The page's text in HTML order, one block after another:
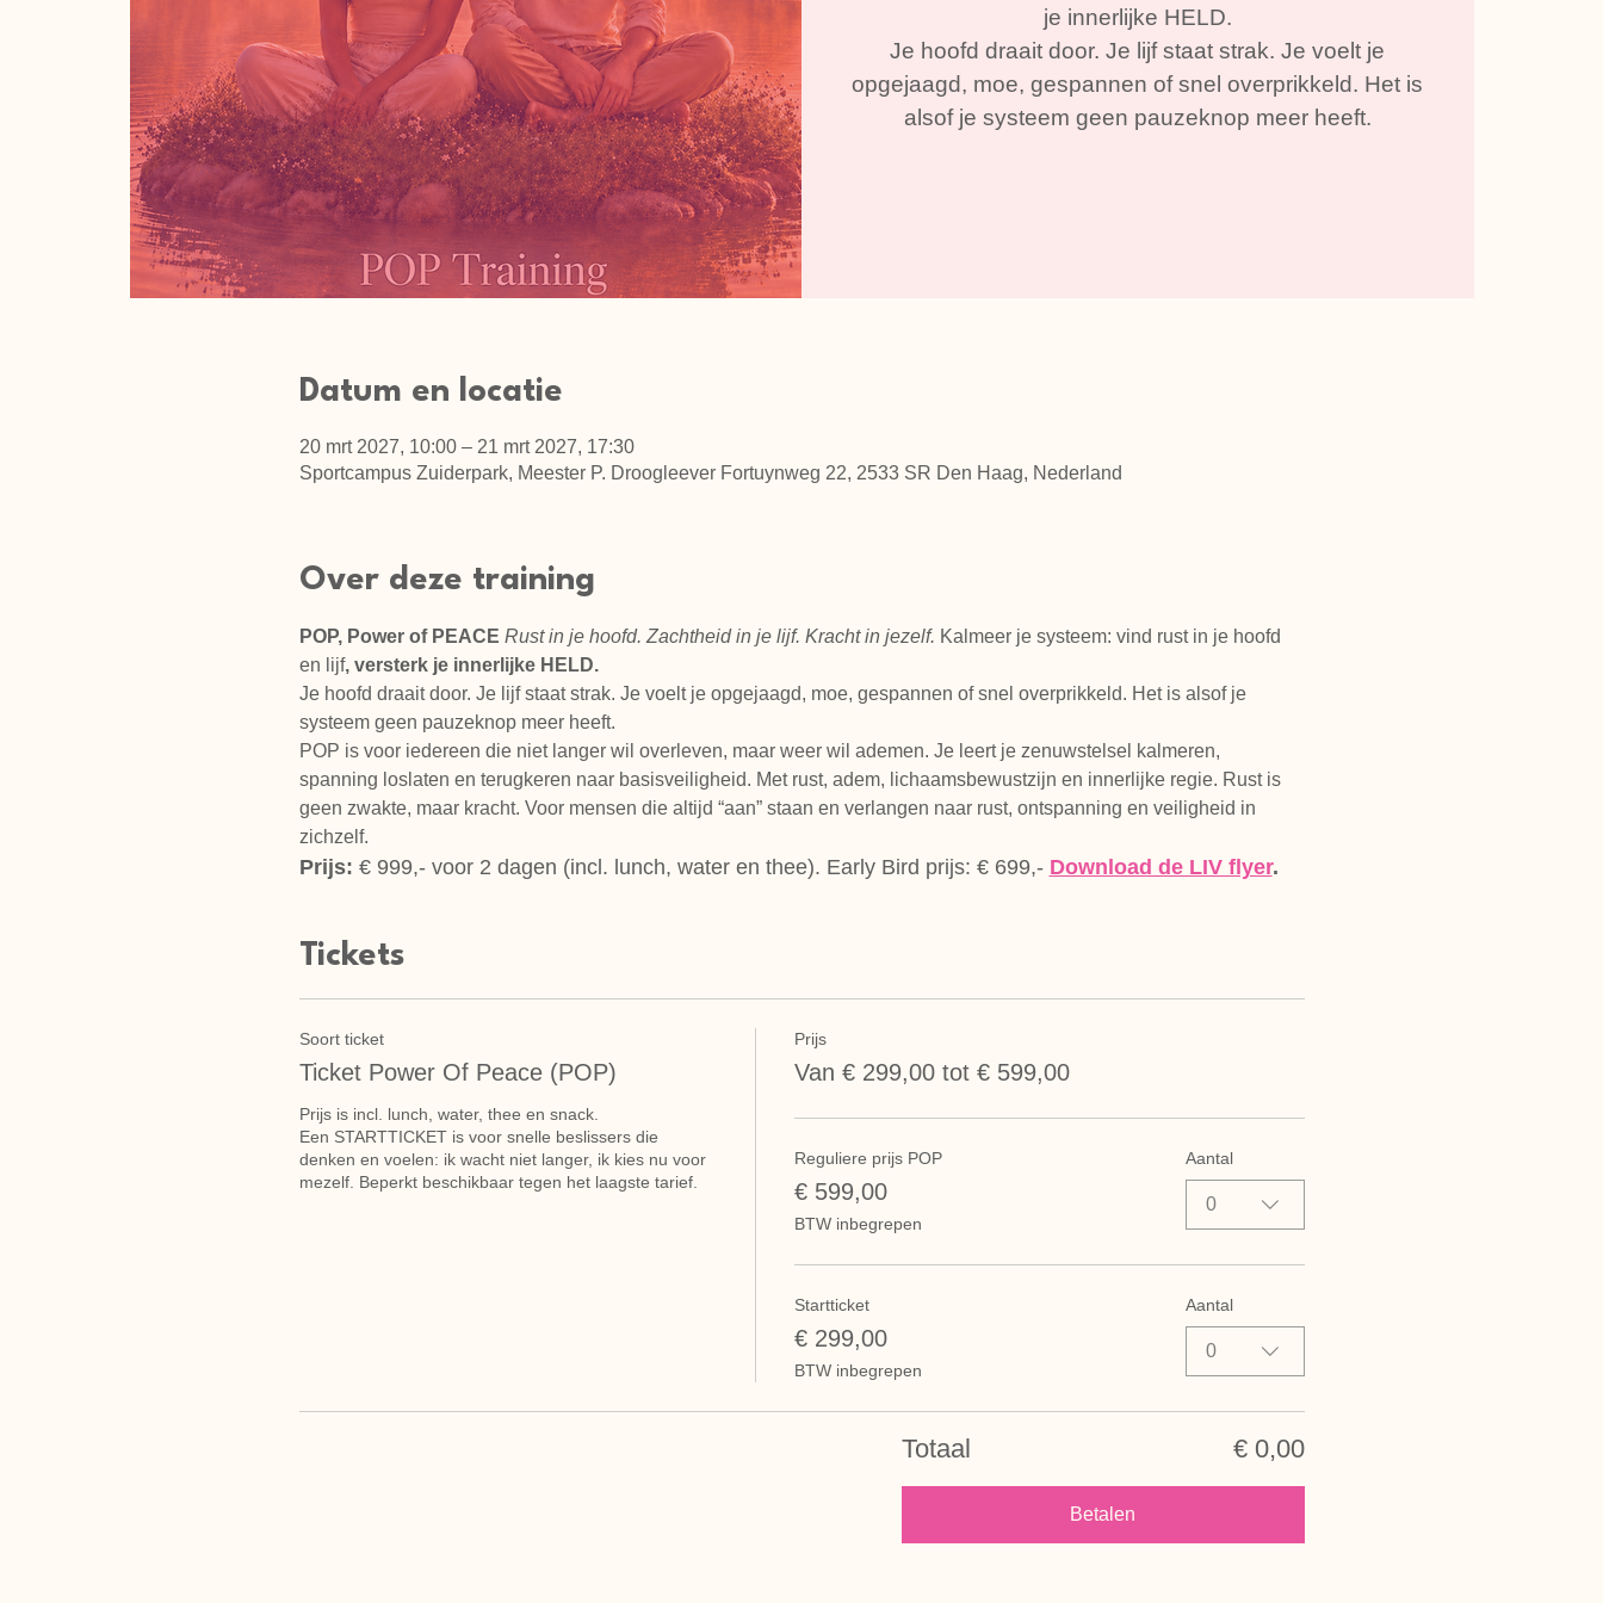
je innerlijke HELD.
Je hoofd draait door. Je lijf staat strak. Je voelt je
opgejaagd, moe, gespannen of snel overprikkeld. Het is
alsof je systeem geen pauzeknop meer heeft.
Datum en locatie
20 mrt 2027, 10:00 – 21 mrt 2027, 17:30
Sportcampus Zuiderpark, Meester P. Droogleever Fortuynweg 22, 2533 SR Den Haag, Nederland
Over deze training
POP, Power of PEACE Rust in je hoofd. Zachtheid in je lijf. Kracht in jezelf. Kalmeer je systeem: vind rust in je hoofd
en lijf, versterk je innerlijke HELD.
Je hoofd draait door. Je lijf staat strak. Je voelt je opgejaagd, moe, gespannen of snel overprikkeld. Het is alsof je
systeem geen pauzeknop meer heeft.
POP is voor iedereen die niet langer wil overleven, maar weer wil ademen. Je leert je zenuwstelsel kalmeren,
spanning loslaten en terugkeren naar basisveiligheid. Met rust, adem, lichaamsbewustzijn en innerlijke regie. Rust is
geen zwakte, maar kracht. Voor mensen die altijd “aan” staan en verlangen naar rust, ontspanning en veiligheid in
zichzelf.
Prijs: € 999,- voor 2 dagen (incl. lunch, water en thee). Early Bird prijs: € 699,- Download de LIV flyer.
Tickets
Soort ticket
Ticket Power Of Peace (POP)
Prijs is incl. lunch, water, thee en snack.
Een STARTTICKET is voor snelle beslissers die
denken en voelen: ik wacht niet langer, ik kies nu voor
mezelf. Beperkt beschikbaar tegen het laagste tarief.
Prijs
Van € 299,00 tot € 599,00
Reguliere prijs POP
€ 599,00
BTW inbegrepen
Aantal
0
Startticket
€ 299,00
BTW inbegrepen
Aantal
0
Totaal € 0,00
Betalen